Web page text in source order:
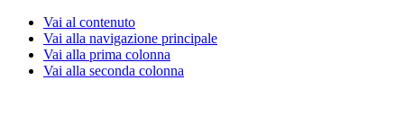
Vai al contenuto
Vai alla navigazione principale
Vai alla prima colonna
Vai alla seconda colonna